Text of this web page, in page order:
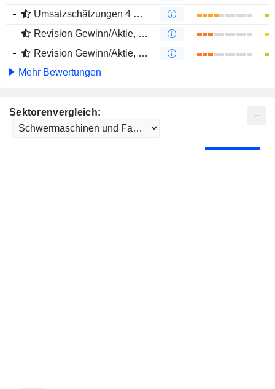
Umsatzschätzungen 4 Monate
Revision Gewinn/Aktie, 1 Jahr
Revision Gewinn/Aktie, 4 Monate
Mehr Bewertungen
Sektorenvergleich: